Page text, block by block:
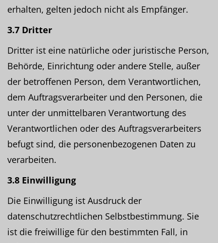
erhalten, gelten jedoch nicht als Empfänger.
3.7 Dritter
Dritter ist eine natürliche oder juristische Person,
Behörde, Einrichtung oder andere Stelle, außer
der betroffenen Person, dem Verantwortlichen,
dem Auftragsverarbeiter und den Personen, die
unter der unmittelbaren Verantwortung des
Verantwortlichen oder des Auftragsverarbeiters
befugt sind, die personenbezogenen Daten zu
verarbeiten.
3.8 Einwilligung
Die Einwilligung ist Ausdruck der
datenschutzrechtlichen Selbstbestimmung. Sie
ist die freiwillige für den bestimmten Fall, in